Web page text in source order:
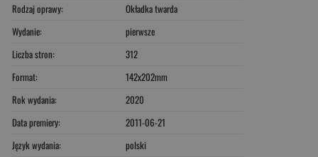
Rodzaj oprawy:
Okładka twarda
Wydanie:
pierwsze
Liczba stron:
312
Format:
142x202mm
Rok wydania:
2020
Data premiery:
2011-06-21
Język wydania:
polski